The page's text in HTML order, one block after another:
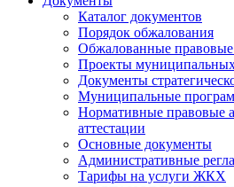
Каталог документов
Порядок обжалования
Обжалованные
Проекты
Документы
Муниципальные
Нормативные правовые
аттестации
Основные документы
Административные
Тарифы на услуги ЖКХ